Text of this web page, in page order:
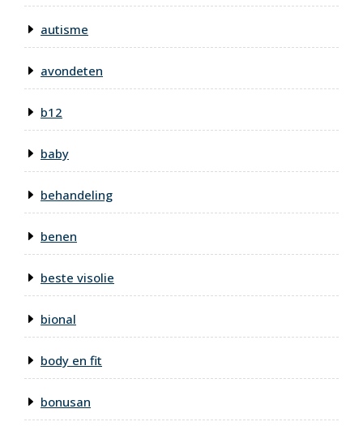
autisme
avondeten
b12
baby
behandeling
benen
beste visolie
bional
body en fit
bonusan